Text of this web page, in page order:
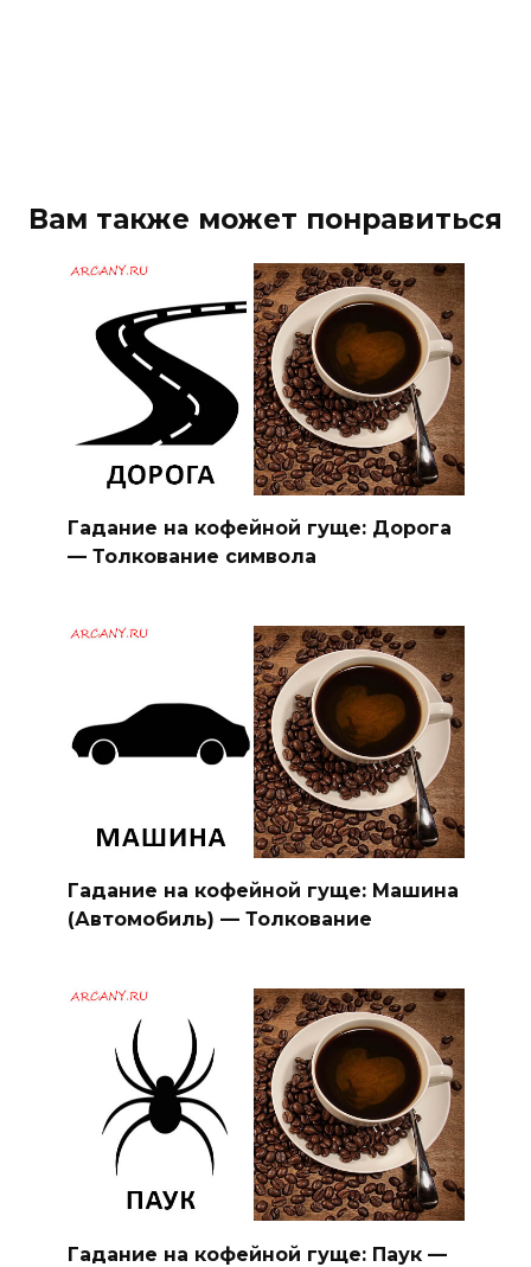
Вам также может понравиться
Гадание на кофейной гуще: Дорога
— Толкование символа
Гадание на кофейной гуще: Машина
(Автомобиль) — Толкование
Гадание на кофейной гуще: Паук —